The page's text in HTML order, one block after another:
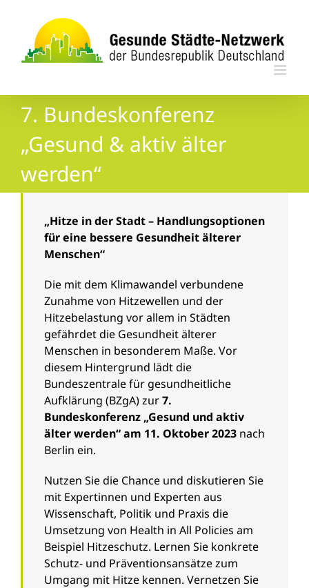
springen
7. Bundeskonferenz
„Gesund & aktiv älter
werden“
„Hitze in der Stadt – Handlungsoptionen
für eine bessere Gesundheit älterer
Menschen“
Die mit dem Klimawandel verbundene
Zunahme von Hitzewellen und der
Hitzebelastung vor allem in Städten
gefährdet die Gesundheit älterer
Menschen in besonderem Maße. Vor
diesem Hintergrund lädt die
Bundeszentrale für gesundheitliche
Aufklärung (BZgA) zur7.
Bundeskonferenz „Gesund und aktiv
älter werden“ am 11. Oktober 2023 nach
Berlin ein.
Nutzen Sie die Chance und diskutieren Sie
mit Expertinnen und Experten aus
Wissenschaft, Politik und Praxis die
Umsetzung von Health in All Policies am
Beispiel Hitzeschutz. Lernen Sie konkrete
Schutz- und Präventionsansätze zum
Umgang mit Hitze kennen. Vernetzen Sie